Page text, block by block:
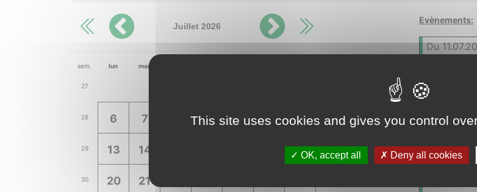
Juillet 2026
sem. lun mar
27
28 6 7 9 10 11 12
29 13 14 19
30 20 21
Evènements:
Du
Du
This site uses cookies and gives you control
OK, accept all Deny all cookies